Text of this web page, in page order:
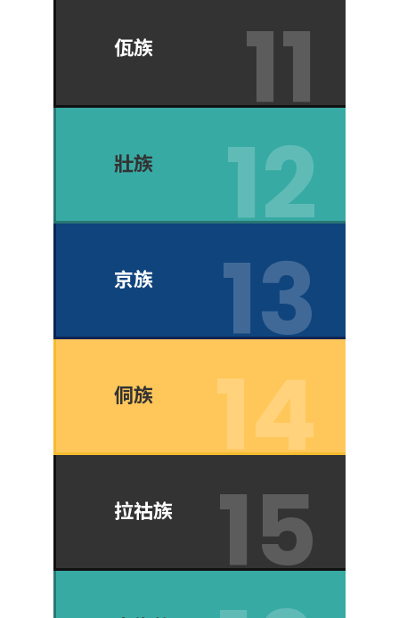
佤族
壯族
京族
侗族
拉祜族